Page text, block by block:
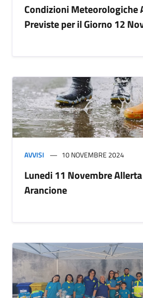
Condizioni Meteorologiche
Previste per il Giorno 12
AVVISI 10 NOVEMBRE 2024
Lunedi 11 Novembre
Arancione